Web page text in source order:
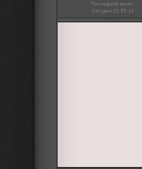
Последний визит:
Сегодня 21:55:10